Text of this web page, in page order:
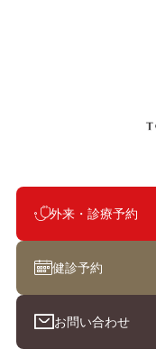
外来・診療予約
健診予約
お問い合わせ